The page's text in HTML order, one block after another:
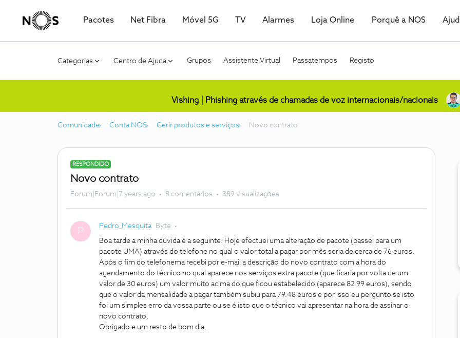
Pacotes Net Fibra Móvel 5G TV Alarmes Loja Online Porquê a NOS
Categorias Centro de Ajuda Grupos Assistente Virtual Passatempos Registo
Vishing | Phishing através de chamadas de voz internacionais/nacionais
Comunidade Conta NOS Gerir produtos e serviços Novo contrato
RESPONDIDO
Novo contrato
Forum|Forum|7 years ago 8 comentários 389 visualizações
P Pedro_Mesquita Byte
Boa tarde a minha dúvida é a seguinte. Hoje efectuei uma alteração de pacote (passei para um
pacote UMA) através do telefone no qual o valor total a pagar por mês seria de cerca de 76 euros.
Após o fim do telefonema recebi por e-mail a descrição do novo contrato com a hora do
agendamento do técnico no qual aparece nos serviços extra pacote (que ficaria por volta de um
valor de 30 euros) um valor muito acima do que ficou estabelecido (aparece 82.99 euros), sendo
que o valor da mensalidade a pagar também subiu para 79.48 euros e por isso eu pergunto se isto
foi um simples erro da vossa parte ou se é isto que o técnico vai apresentar na hora de assinar o
novo contrato.
Obrigado e um resto de bom dia.